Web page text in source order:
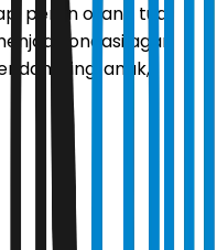
peran orang tua
fondasi agar
anak,”